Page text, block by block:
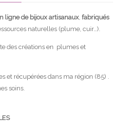
ligne de bijoux artisanaux, fabriqués
naturelles (plume, cuir…).
des créations en plumes et
et récupérées dans ma région (85) .
soins.